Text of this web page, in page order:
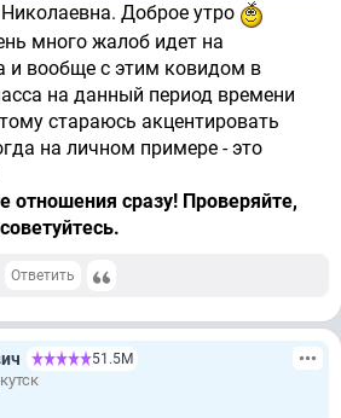
Доброе утро
много жалоб идет на
и вообще с этим ковидом в
на данный период времени
стараюсь акцентировать
на личном примере - это
отношения сразу! Проверяйте,
Ответить
51.5М